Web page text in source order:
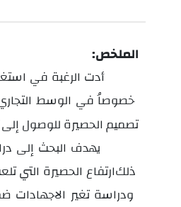
الملخص:
أدت الرغبة في
خصوصاُ في الوسط التجاري لمدينة حلب و هو ما فتح المجال لاستخدام أساسات الحصيرة
تصميم الحصيرة للوصول
ارتفاع